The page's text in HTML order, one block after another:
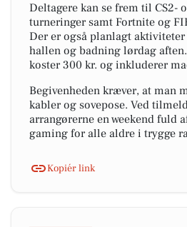
Deltagere kan se frem til CS2-
turneringer samt Fortnite og
Der er også planlagt
hallen og badning lørdag
koster 300 kr. og inkluderer
Begivenheden kræver, at man
kabler og sovepose. Ved
arrangørerne en weekend fuld
gaming for alle aldre i trygge
Kopiér link